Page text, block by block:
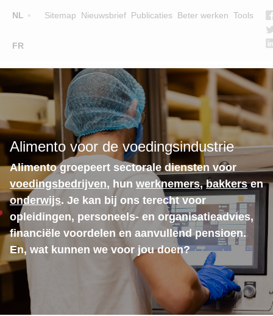
NL
FR
Sitemap Nieuwsbrief Publicaties Beter werken Tools
Main
navigation
OPLEIDINGEN
LESGEVERS
WIE ZIJN WE
TEAM
CONTACT
ZOEK EEN OPLEIDING
Alimento voor de voedingsindustrie
Alimento groepeert sectorale diensten voor
voedingsbedrijven, hun werknemers,bakkersen
onderwijs. Je kan bij ons terecht voor
opleidingen, personeels- en organisatieadvies,
financiële voordelen en aanvullend pensioen.
En, wat kunnen we voor jou doen?